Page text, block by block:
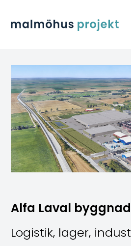
Alfa Laval byggnad
Logistik, lager,